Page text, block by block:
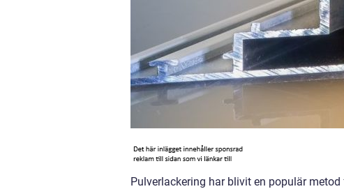
Pulverlackering har blivit en populär